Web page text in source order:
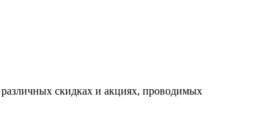
скидках и акциях, проводимых